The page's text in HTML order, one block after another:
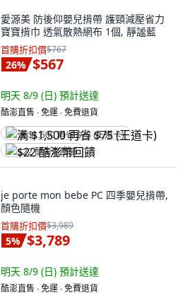
愛源美 防後仰嬰兒揹帶 護頸減壓省力
寶寶揹巾 透氣散熱網布 1個, 靜謐藍
首購折扣價$767
26% $567
明天 8/9 (日) 預計送達
酷澎直售 ∙ 免運 ∙ 免費退貨
满 $1,500 再省 $75 (王道卡)
$22 酷澎幣回饋
je porte mon bebe PC 四季嬰兒揹帶,
顏色隨機
首購折扣價$3,989
5% $3,789
明天 8/9 (日) 預計送達
酷澎直售 ∙ 免運 ∙ 免費退貨